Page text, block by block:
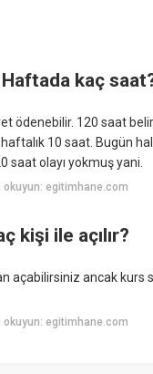
kaç
ödenebilir. 120 saat
10 saat. Bugün
saat olayı yokmuş yani.
okuyun: egitimhane.com
kişi ile açılır?
açabilirsiniz ancak kurs
okuyun: egitimhane.com